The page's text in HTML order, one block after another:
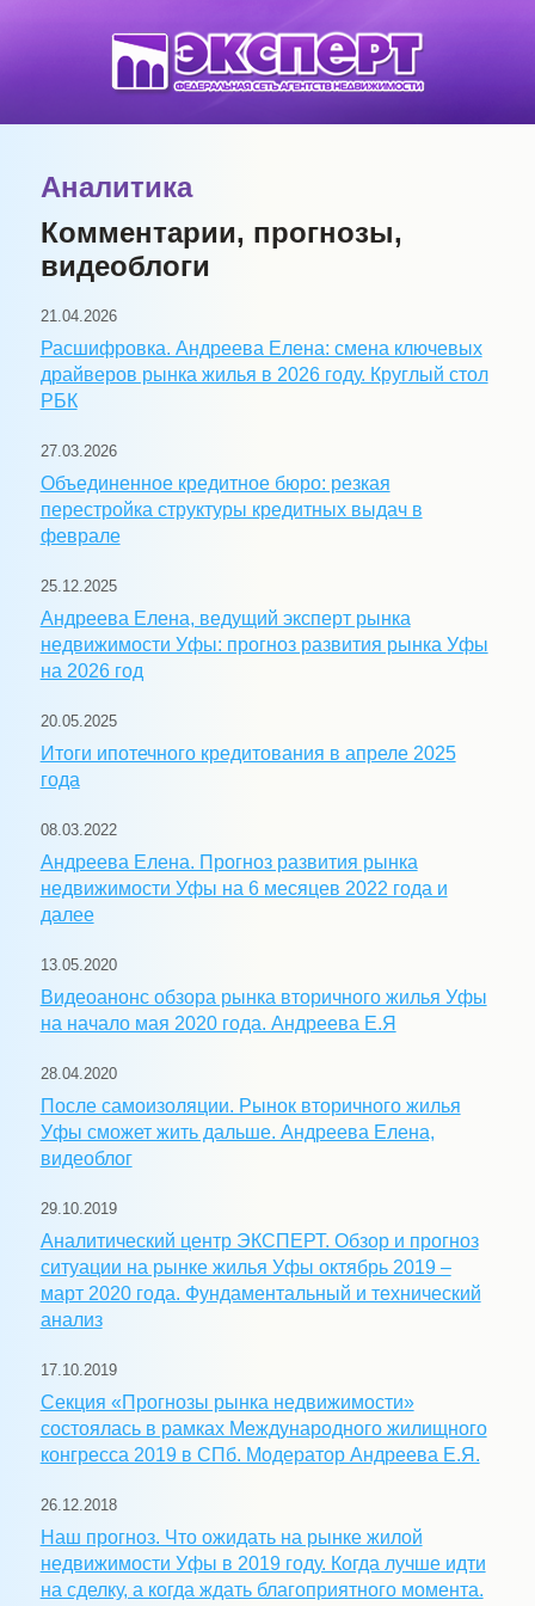
Аналитика
Комментарии, прогнозы,
видеоблоги
21.04.2026
Расшифровка. Андреева Елена: смена ключевых
драйверов рынка жилья в 2026 году. Круглый стол
РБК
27.03.2026
Объединенное кредитное бюро: резкая
перестройка структуры кредитных выдач в
феврале
25.12.2025
Андреева Елена, ведущий эксперт рынка
недвижимости Уфы: прогноз развития рынка Уфы
на 2026 год
20.05.2025
Итоги ипотечного кредитования в апреле 2025
года
08.03.2022
Андреева Елена. Прогноз развития рынка
недвижимости Уфы на 6 месяцев 2022 года и
далее
13.05.2020
Видеоанонс обзора рынка вторичного жилья Уфы
на начало мая 2020 года. Андреева Е.Я
28.04.2020
После самоизоляции. Рынок вторичного жилья
Уфы сможет жить дальше. Андреева Елена,
видеоблог
29.10.2019
Аналитический центр ЭКСПЕРТ. Обзор и прогноз
ситуации на рынке жилья Уфы октябрь 2019 –
март 2020 года. Фундаментальный и технический
анализ
17.10.2019
Секция «Прогнозы рынка недвижимости»
состоялась в рамках Международного жилищного
конгресса 2019 в СПб. Модератор Андреева Е.Я.
26.12.2018
Наш прогноз. Что ожидать на рынке жилой
недвижимости Уфы в 2019 году. Когда лучше идти
на сделку, а когда ждать благоприятного момента.